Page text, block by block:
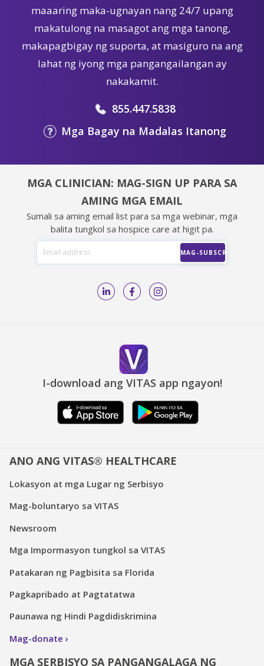
maaaring maka-ugnayan nang 24/7 upang
makatulong na masagot ang mga tanong,
makapagbigay ng suporta, at masiguro na ang
lahat ng iyong mga pangangailangan ay
nakakamit.
855.447.5838
Mga Bagay na Madalas Itanong
MGA CLINICIAN: MAG-SIGN UP PARA SA
AMING MGA EMAIL
Sumali sa aming email list para sa mga webinar, mga
balita tungkol sa hospice care at higit pa.
I-download ang VITAS app ngayon!
ANO ANG VITAS® HEALTHCARE
Lokasyon at mga Lugar ng Serbisyo
Mag-boluntaryo sa VITAS
Newsroom
Mga Impormasyon tungkol sa VITAS
Patakaran ng Pagbisita sa Florida
Pagkapribado at Pagtatatwa
Paunawa ng Hindi Pagdidiskrimina
Mag-donate
MGA SERBISYO SA PANGANGALAGA NG